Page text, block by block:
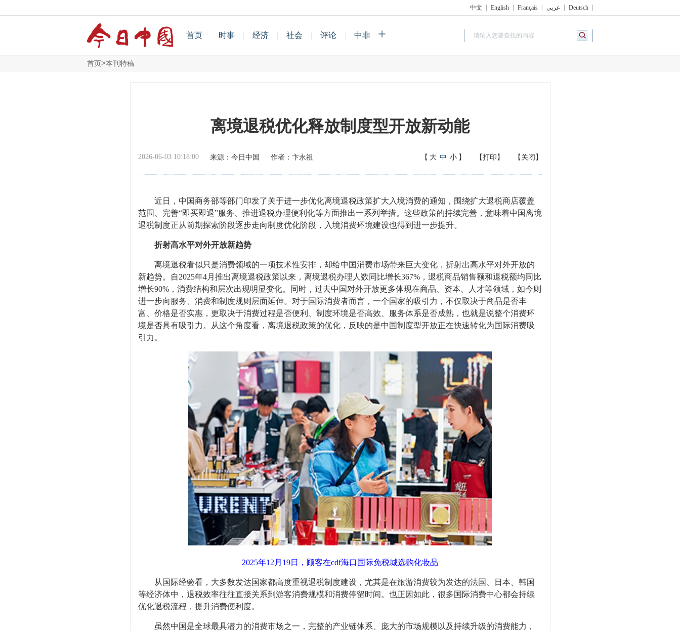
中文 English Français عربي Deutsch
首页 时事 | 经济 | 社会 | 评论 | 中非
首页 >本刊特稿
离境退税优化释放制度型开放新动能
2026-06-03 10:18:00 来源：今日中国 作者：卞永祖 【关闭】
【打印】
【 大 中 小 】
近日，中国商务部等部门印发了关于进一步优化离境退税政策扩大入境消费的通知，围绕扩大退税商店覆盖
范围、完善“即买即退”服务、推进退税办理便利化等方面推出一系列举措。这些政策的持续完善，意味着中国离境
退税制度正从前期探索阶段逐步走向制度优化阶段，入境消费环境建设也得到进一步提升。
折射高水平对外开放新趋势
离境退税看似只是消费领域的一项技术性安排，却给中国消费市场带来巨大变化，折射出高水平对外开放的
新趋势。自2025年4月推出离境退税政策以来，离境退税办理人数同比增长367%，退税商品销售额和退税额均同比
增长90%，消费结构和层次出现明显变化。同时，过去中国对外开放更多体现在商品、资本、人才等领域，如今则
进一步向服务、消费和制度规则层面延伸。对于国际消费者而言，一个国家的吸引力，不仅取决于商品是否丰
富、价格是否实惠，更取决于消费过程是否便利、制度环境是否高效、服务体系是否成熟，也就是说整个消费环
境是否具有吸引力。从这个角度看，离境退税政策的优化，反映的是中国制度型开放正在快速转化为国际消费吸
引力。
2025年12月19日，顾客在cdf海口国际免税城选购化妆品
从国际经验看，大多数发达国家都高度重视退税制度建设，尤其是在旅游消费较为发达的法国、日本、韩国
等经济体中，退税效率往往直接关系到游客消费规模和消费停留时间。也正因如此，很多国际消费中心都会持续
优化退税流程，提升消费便利度。
虽然中国是全球最具潜力的消费市场之一，完整的产业链体系、庞大的市场规模以及持续升级的消费能力，